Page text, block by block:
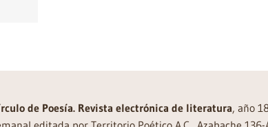
de Poesía. Revista electrónica de literatura, año